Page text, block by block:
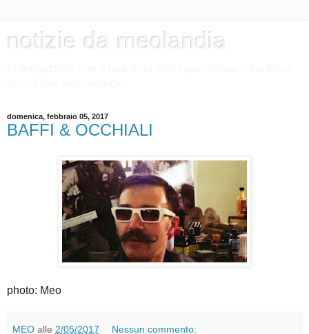
notizie da meolandia
domenica, febbraio 05, 2017
BAFFI & OCCHIALI
photo: Meo
MEO alle 2/05/2017 Nessun commento: